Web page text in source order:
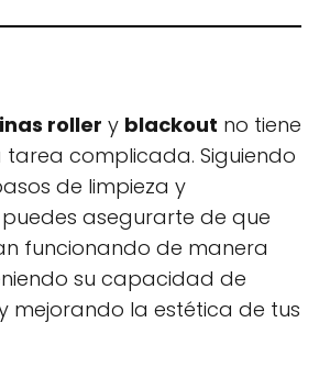
roller y blackout no tiene
tarea complicada. Siguiendo
de limpieza y
asegurarte de que
funcionando de manera
su capacidad de
mejorando la estética de tus